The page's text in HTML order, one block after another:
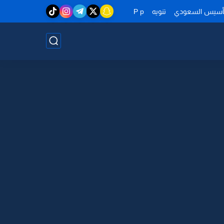
السعودي تنويه P p